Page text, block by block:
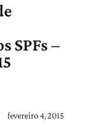
SPFs –
fevereiro 4, 2015